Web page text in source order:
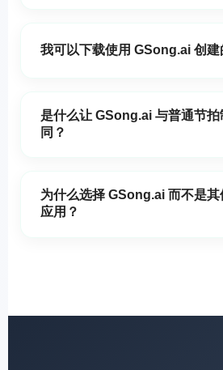
的歌曲制作应用，同时也可作为音
快速的创意探索。
我可以下载使用 GSong.ai 创建
以便继续使用和用于创意项目。
是什么让 GSong.ai 与普通节拍
同？
GSong.ai 帮助用户从提示、歌词
整的原创歌曲。
为什么选择 GSong.ai 而不是
应用？